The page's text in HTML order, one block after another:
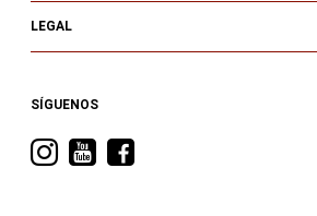
LEGAL
SÍGUENOS
Visita
VisitaVisita